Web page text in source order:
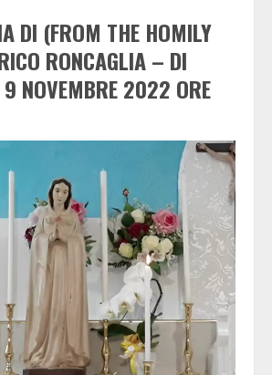
DI (FROM THE HOMILY
RONCAGLIA – DI
9 NOVEMBRE 2022 ORE